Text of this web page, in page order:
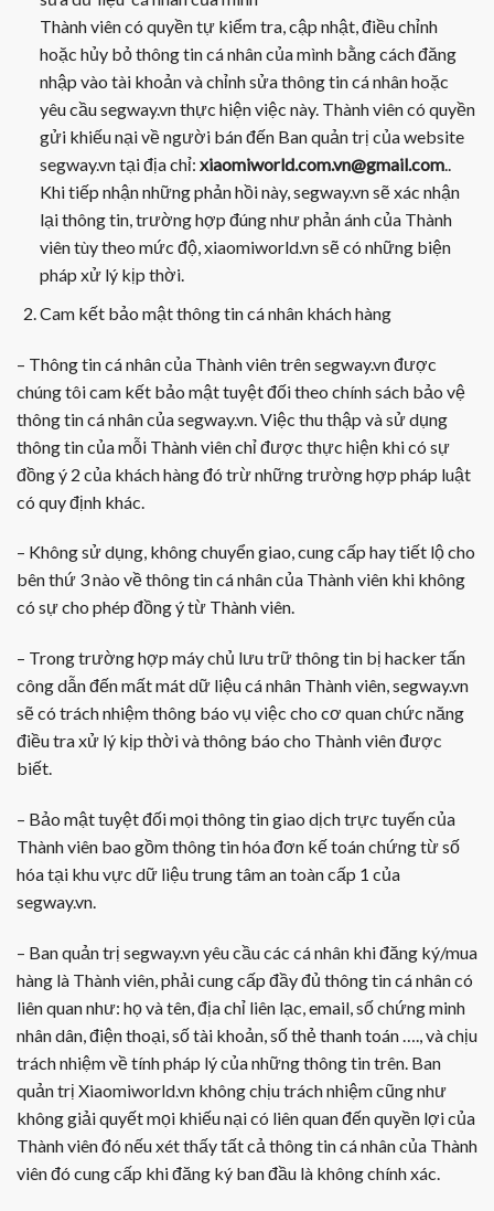
Thành viên có quyền tự kiểm tra, cập nhật, điều chỉnh
hoặc hủy bỏ thông tin cá nhân của mình bằng cách đăng
nhập vào tài khoản và chỉnh sửa thông tin cá nhân hoặc
yêu cầu segway.vn thực hiện việc này. Thành viên có quyền
gửi khiếu nại về người bán đến Ban quản trị của website
segway.vn tại địa chỉ: xiaomiworld.com.vn@gmail.com..
Khi tiếp nhận những phản hồi này, segway.vn sẽ xác nhận
lại thông tin, trường hợp đúng như phản ánh của Thành
viên tùy theo mức độ, xiaomiworld.vn sẽ có những biện
pháp xử lý kịp thời.
Cam kết bảo mật thông tin cá nhân khách hàng
– Thông tin cá nhân của Thành viên trên segway.vn được
chúng tôi cam kết bảo mật tuyệt đối theo chính sách bảo vệ
thông tin cá nhân của segway.vn. Việc thu thập và sử dụng
thông tin của mỗi Thành viên chỉ được thực hiện khi có sự
đồng ý 2 của khách hàng đó trừ những trường hợp pháp luật
có quy định khác.
– Không sử dụng, không chuyển giao, cung cấp hay tiết lộ cho
bên thứ 3 nào về thông tin cá nhân của Thành viên khi không
có sự cho phép đồng ý từ Thành viên.
– Trong trường hợp máy chủ lưu trữ thông tin bị hacker tấn
công dẫn đến mất mát dữ liệu cá nhân Thành viên, segway.vn
sẽ có trách nhiệm thông báo vụ việc cho cơ quan chức năng
điều tra xử lý kịp thời và thông báo cho Thành viên được
biết.
– Bảo mật tuyệt đối mọi thông tin giao dịch trực tuyến của
Thành viên bao gồm thông tin hóa đơn kế toán chứng từ số
hóa tại khu vực dữ liệu trung tâm an toàn cấp 1 của
segway.vn.
– Ban quản trị segway.vn yêu cầu các cá nhân khi đăng ký/mua
hàng là Thành viên, phải cung cấp đầy đủ thông tin cá nhân có
liên quan như: họ và tên, địa chỉ liên lạc, email, số chứng minh
nhân dân, điện thoại, số tài khoản, số thẻ thanh toán …., và chịu
trách nhiệm về tính pháp lý của những thông tin trên. Ban
quản trị Xiaomiworld.vn không chịu trách nhiệm cũng như
không giải quyết mọi khiếu nại có liên quan đến quyền lợi của
Thành viên đó nếu xét thấy tất cả thông tin cá nhân của Thành
viên đó cung cấp khi đăng ký ban đầu là không chính xác.